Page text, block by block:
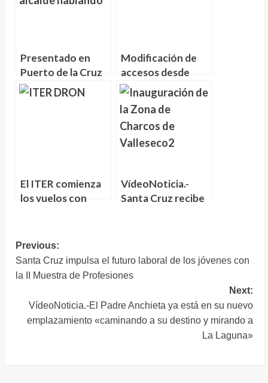
Presentado en
Puerto de la Cruz
‘Sin papas en la
Modificación de
accesos desde
Guamasa a TF-5
para mejorar la
movilidad a partir
del Miércoles
El ITER comienza
los vuelos con
monitorizar el
ecosistema marino
VídeoNoticia.-
Santa Cruz recibe
Charcos, en el
Navegación
de
Previous:
Santa Cruz impulsa el futuro laboral de los jóvenes con
la II Muestra de Profesiones
Next:
VídeoNoticia.-El Padre Anchieta ya está en su nuevo
emplazamiento «caminando a su destino y mirando a
La Laguna»